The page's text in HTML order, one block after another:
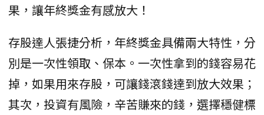
果，讓年終獎金有感放大！
存股達人張捷分析，年終獎金具備兩大特性，分
別是一次性領取、保本。一次性拿到的錢容易花
掉，如果用來存股，可讓錢滾錢達到放大效果；
其次，投資有風險，辛苦賺來的錢，選擇穩健標